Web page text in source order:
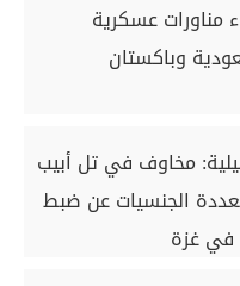
مناورات عسكرية
وباكستان
الإسرائيلية: مخاوف في تل أبيب
الجنسيات عن ضبط
في غزة